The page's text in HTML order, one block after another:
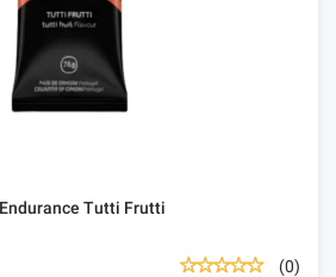
Tutti Frutti
(0)